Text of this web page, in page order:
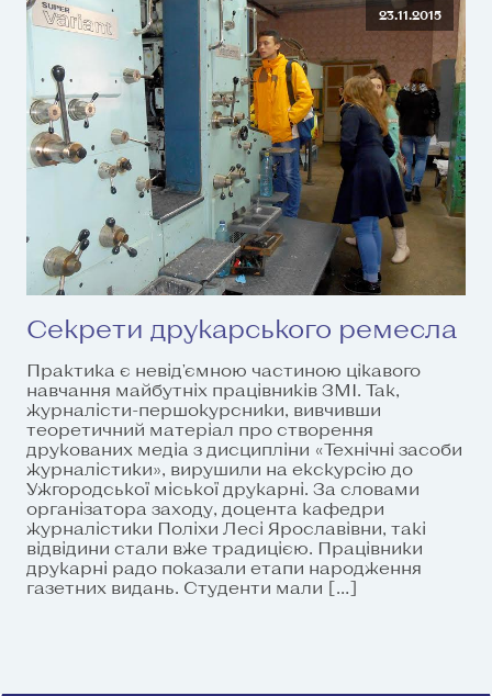
23.11.2015
Секрети друкарського ремесла
Практика є невід'ємною частиною цікавого
навчання майбутніх працівників ЗМІ. Так,
журналісти-першокурсники, вивчивши
теоретичний матеріал про створення
друкованих медіа з дисципліни «Технічні засоби
журналістики», вирушили на екскурсію до
Ужгородської міської друкарні. За словами
організатора заходу, доцента кафедри
журналістики Поліхи Лесі Ярославівни, такі
відвідини стали вже традицією. Працівники
друкарні радо показали етапи народження
газетних видань. Студенти мали […]